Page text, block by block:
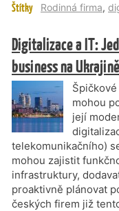
Štítky Rodinná firma,
Digitalizace a IT:
business na Ukrajině
mohou
její
telekomunikačního)
mohou zajistit
infrastruktury,
proaktivně plánovat
českých firem již